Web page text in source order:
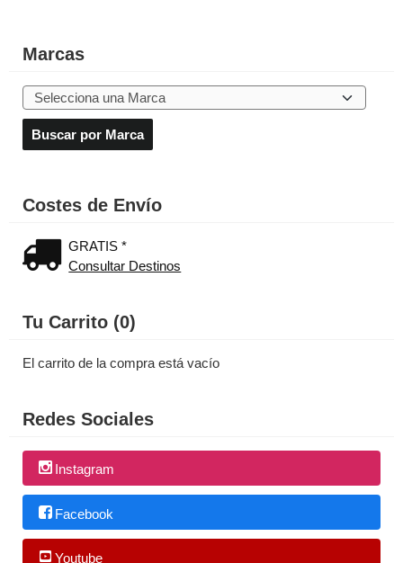
Marcas
Costes de Envío
GRATIS *
Consultar Destinos
Tu Carrito (0)
El carrito de la compra está vacío
Redes Sociales
Instagram
Facebook
Youtube